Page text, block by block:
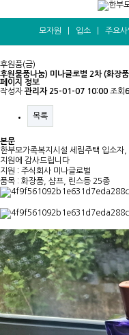
모자원 입소| 주요사
후원품(금)
후원물품나눔) 미나글로벌 2차 (화장
페이지 정보
작성자 관리자 25-01-07 10:00 조회
목록
본문
한부모가족복지시설 세림주택 입소자
지원에 감사드립니다
지원 : 주식회사 미나글로벌
품목 : 화장품, 샴프, 린스등 25종